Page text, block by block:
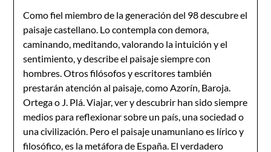
Como fiel miembro de la generación del 98 descubre el
paisaje castellano. Lo contempla con demora,
caminando, meditando, valorando la intuición y el
sentimiento, y describe el paisaje siempre con
hombres. Otros filósofos y escritores también
prestarán atención al paisaje, como Azorín, Baroja.
Ortega o J. Plá. Viajar, ver y descubrir han sido siempre
medios para reflexionar sobre un país, una sociedad o
una civilización. Pero el paisaje unamuniano es lírico y
filosófico, es la metáfora de España. El verdadero